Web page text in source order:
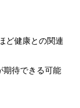
ど健康との関連
期待できる可能